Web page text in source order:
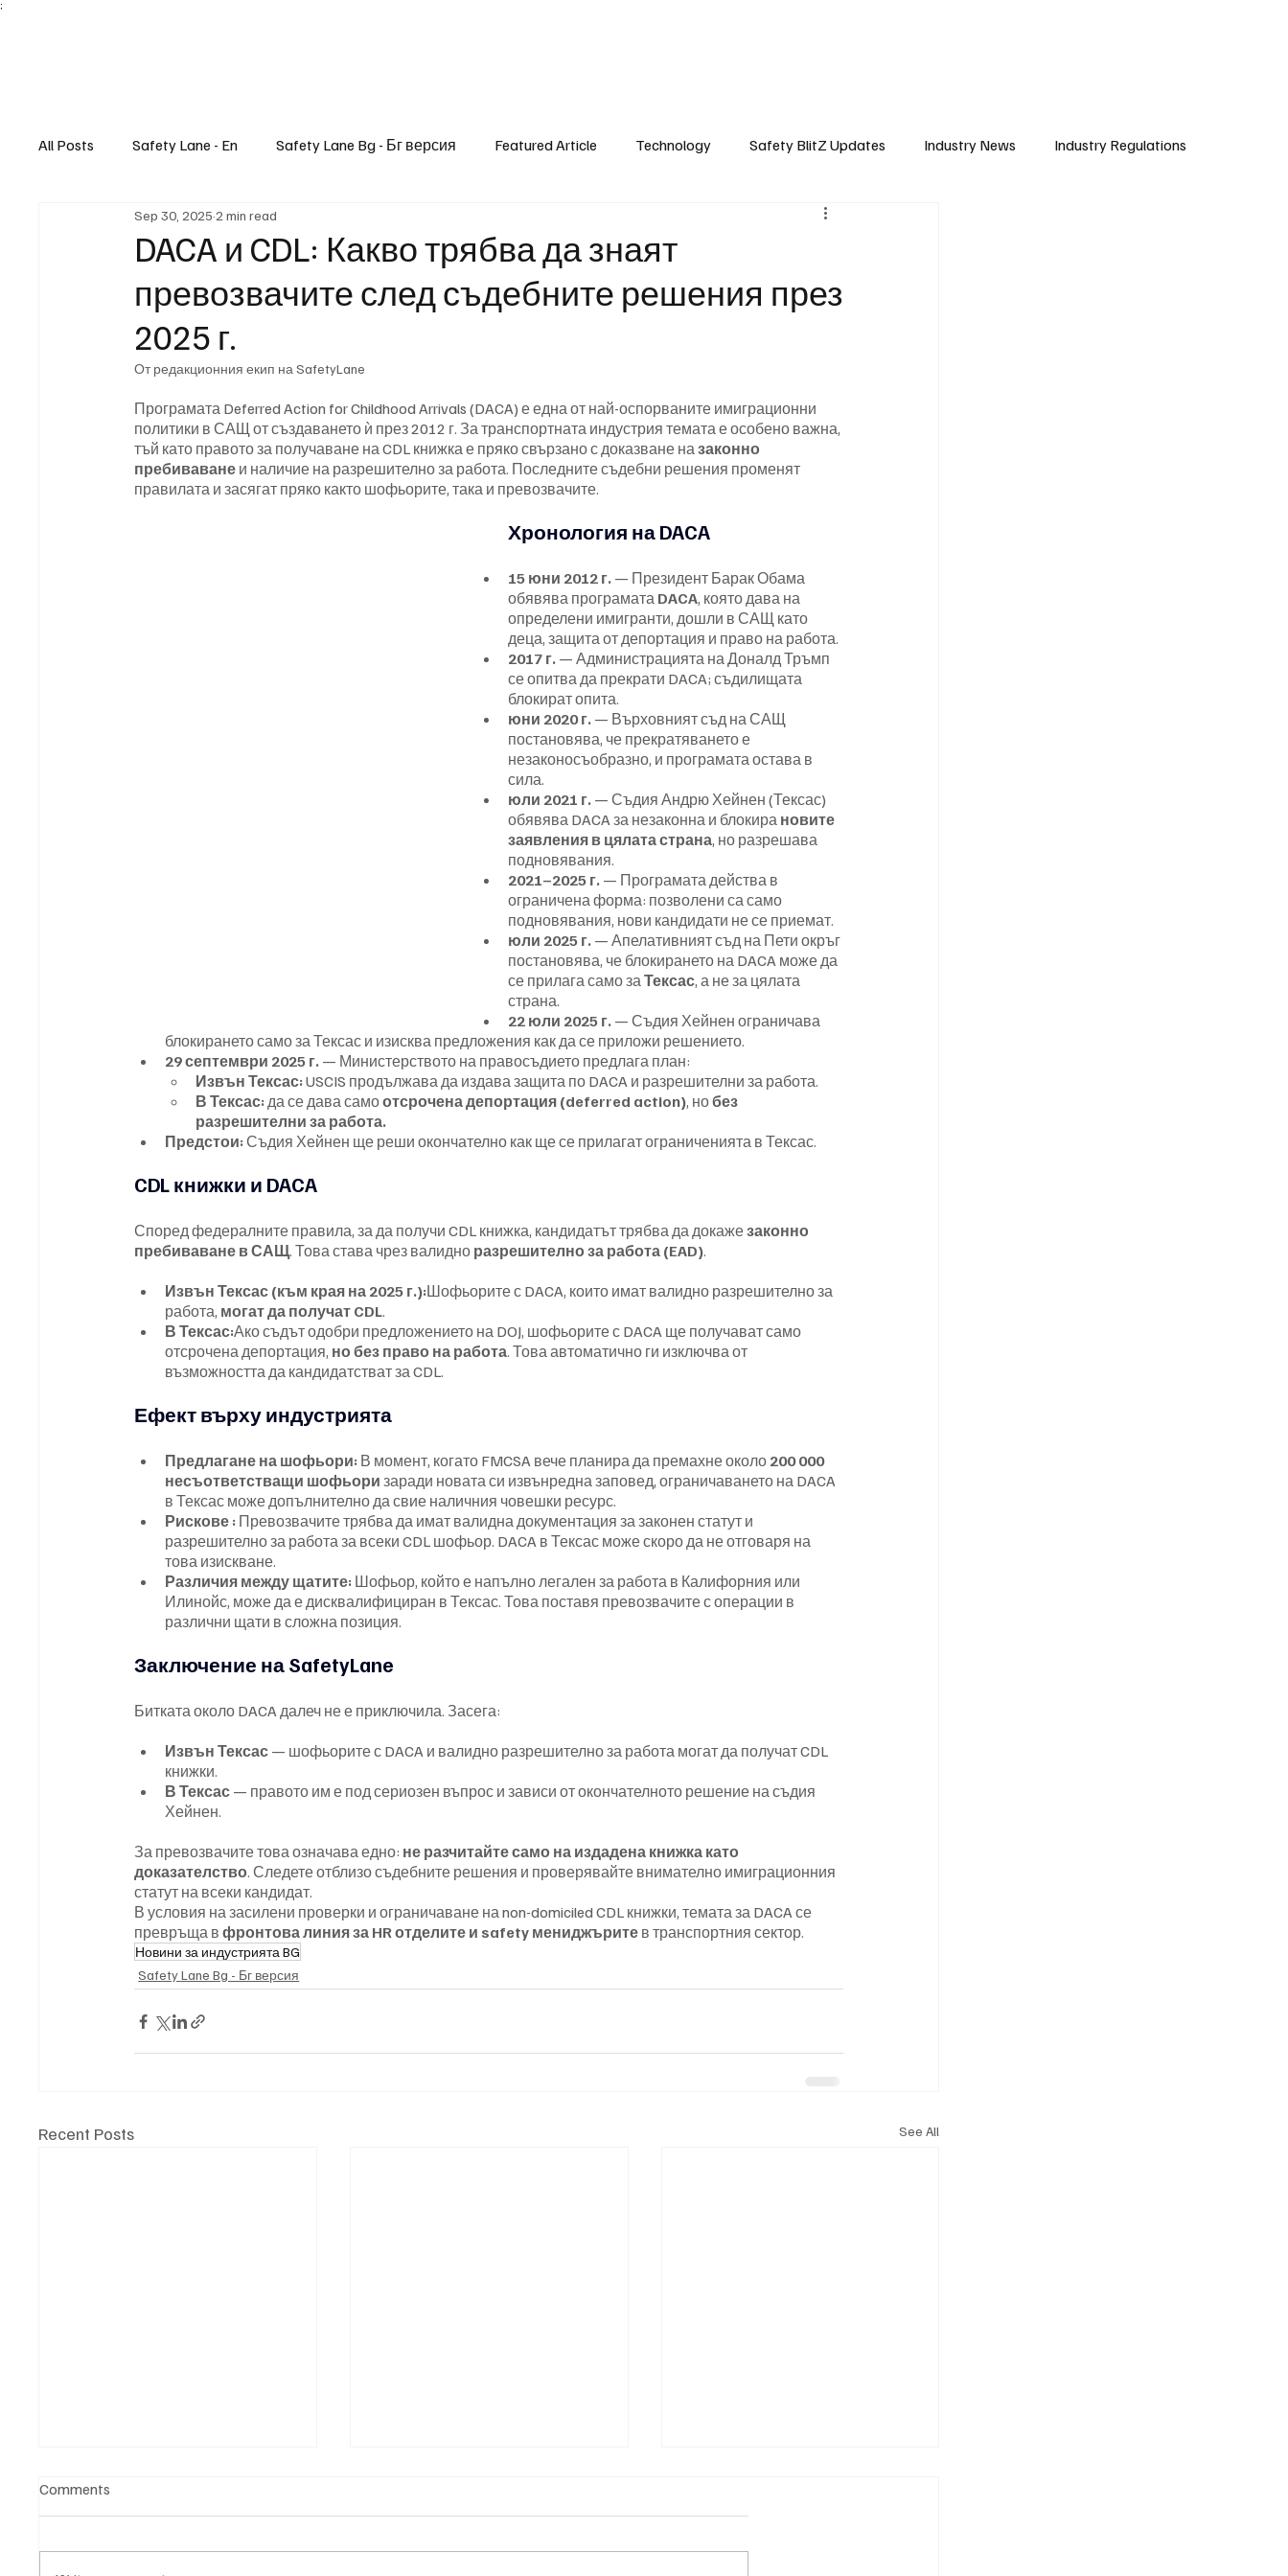
;
All Posts Safety Lane - En Safety Lane Bg - Бг версия Featured Article Technology Safety BlitZ Updates Industry News Industry Regulations
DACA и CDL: Какво трябва да знаят
превозвачите след съдебните решения през
2025 г.
Sep 30, 2025 2 min read
От редакционния екип на SafetyLane
Програмата Deferred Action for Childhood Arrivals (DACA) е една от най-оспорваните имиграционни
политики в САЩ от създаването ѝ през 2012 г. За транспортната индустрия темата е особено важна,
тъй като правото за получаване на CDL книжка е пряко свързано с доказване на законно
пребиваване и наличие на разрешително за работа. Последните съдебни решения променят
правилата и засягат пряко както шофьорите, така и превозвачите.
Хронология на DACA
15 юни 2012 г. — Президент Барак Обама
обявява програмата DACA, която дава на
определени имигранти, дошли в САЩ като
деца, защита от депортация и право на работа.
2017 г. — Администрацията на Доналд Тръмп
се опитва да прекрати DACA; съдилищата
блокират опита.
юни 2020 г. — Върховният съд на САЩ
постановява, че прекратяването е
незаконосъобразно, и програмата остава в
сила.
юли 2021 г. — Съдия Андрю Хейнен (Тексас)
обявява DACA за незаконна и блокира новите
заявления в цялата страна, но разрешава
подновявания.
2021–2025 г. — Програмата действа в
ограничена форма: позволени са само
подновявания, нови кандидати не се приемат.
юли 2025 г. — Апелативният съд на Пети окръг
постановява, че блокирането на DACA може да
се прилага само за Тексас, а не за цялата
страна.
22 юли 2025 г. — Съдия Хейнен ограничава
блокирането само за Тексас и изисква предложения как да се приложи решението.
29 септември 2025 г. — Министерството на правосъдието предлага план:
Извън Тексас: USCIS продължава да издава защита по DACA и разрешителни за работа.
В Тексас: да се дава само отсрочена депортация (deferred action), но без
разрешителни за работа.
Предстои: Съдия Хейнен ще реши окончателно как ще се прилагат ограниченията в Тексас.
CDL книжки и DACA
Според федералните правила, за да получи CDL книжка, кандидатът трябва да докаже законно
пребиваване в САЩ. Това става чрез валидно разрешително за работа (EAD).
Извън Тексас (към края на 2025 г.):Шофьорите с DACA, които имат валидно разрешително за
работа, могат да получат CDL.
В Тексас:Ако съдът одобри предложението на DOJ, шофьорите с DACA ще получават само
отсрочена депортация, но без право на работа. Това автоматично ги изключва от
възможността да кандидатстват за CDL.
Ефект върху индустрията
Предлагане на шофьори: В момент, когато FMCSA вече планира да премахне около 200 000
несъответстващи шофьори заради новата си извънредна заповед, ограничаването на DACA
в Тексас може допълнително да свие наличния човешки ресурс.
Рискове : Превозвачите трябва да имат валидна документация за законен статут и
разрешително за работа за всеки CDL шофьор. DACA в Тексас може скоро да не отговаря на
това изискване.
Различия между щатите: Шофьор, който е напълно легален за работа в Калифорния или
Илинойс, може да е дисквалифициран в Тексас. Това поставя превозвачите с операции в
различни щати в сложна позиция.
Заключение на SafetyLane
Битката около DACA далеч не е приключила. Засега:
Извън Тексас — шофьорите с DACA и валидно разрешително за работа могат да получат CDL
книжки.
В Тексас — правото им е под сериозен въпрос и зависи от окончателното решение на съдия
Хейнен.
За превозвачите това означава едно: не разчитайте само на издадена книжка като
доказателство. Следете отблизо съдебните решения и проверявайте внимателно имиграционния
статут на всеки кандидат.
В условия на засилени проверки и ограничаване на non-domiciled CDL книжки, темата за DACA се
превръща в фронтова линия за HR отделите и safety мениджърите в транспортния сектор.
Новини за индустрията BG
Safety Lane Bg - Бг версия
Recent Posts See All
Comments